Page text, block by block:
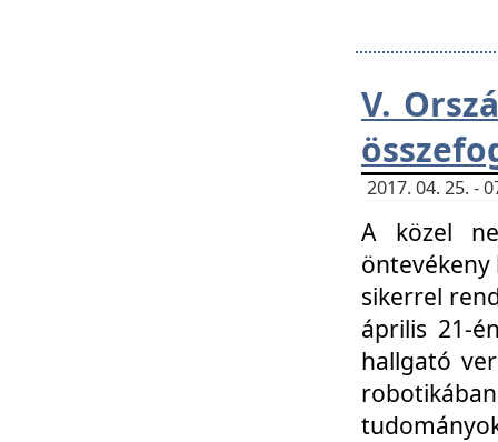
V.
2017. 04. 25. -
A közel
öntevékeny
sikerrel
április 21-
hallgató